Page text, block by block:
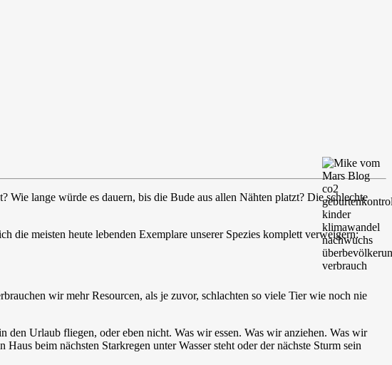
lange würde es dauern, bis die Bude aus allen Nähten platzt? Die schlechte
die meisten heute lebenden Exemplare unserer Spezies komplett verweigern:
wir mehr Resourcen, als je zuvor, schlachten so viele Tier wie noch nie
Urlaub fliegen, oder eben nicht. Was wir essen. Was wir anziehen. Was wir
beim nächsten Starkregen unter Wasser steht oder der nächste Sturm sein